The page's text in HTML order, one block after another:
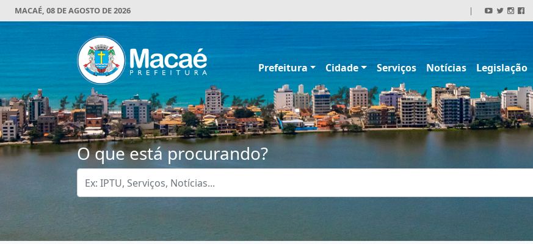
MACAÉ, 08 DE AGOSTO DE 2026 |
Prefeitura Cidade Serviços Notícias Legislação
O que está procurando?